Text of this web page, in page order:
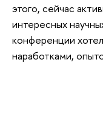
этого, сейчас
интересных
конференции
наработками,